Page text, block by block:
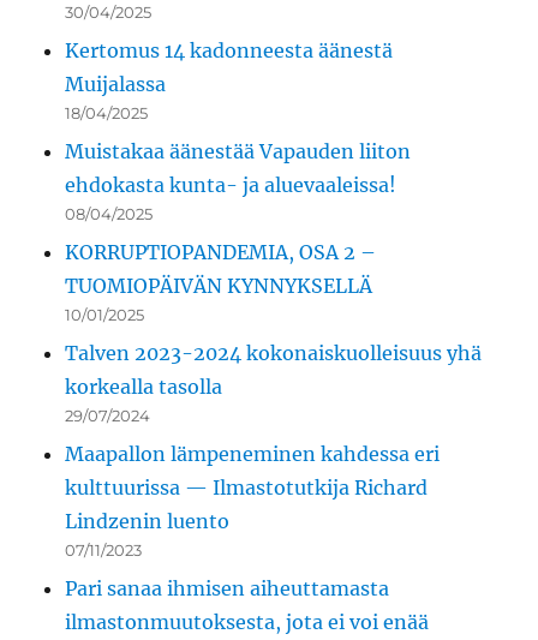
30/04/2025
Kertomus 14 kadonneesta äänestä
Muijalassa
18/04/2025
Muistakaa äänestää Vapauden liiton
ehdokasta kunta- ja aluevaaleissa!
08/04/2025
KORRUPTIOPANDEMIA, OSA 2 –
TUOMIOPÄIVÄN KYNNYKSELLÄ
10/01/2025
Talven 2023-2024 kokonaiskuolleisuus yhä
korkealla tasolla
29/07/2024
Maapallon lämpeneminen kahdessa eri
kulttuurissa — Ilmastotutkija Richard
Lindzenin luento
07/11/2023
Pari sanaa ihmisen aiheuttamasta
ilmastonmuutoksesta, jota ei voi enää